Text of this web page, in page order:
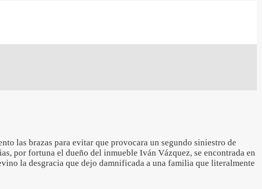
las brazas para evitar que provocara un segundo siniestro de
por fortuna el dueño del inmueble Iván Vázquez, se encontrada en
la desgracia que dejo damnificada a una familia que literalmente